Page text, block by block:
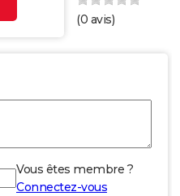
(0 avis)
Vous êtes membre ?
Connectez-vous